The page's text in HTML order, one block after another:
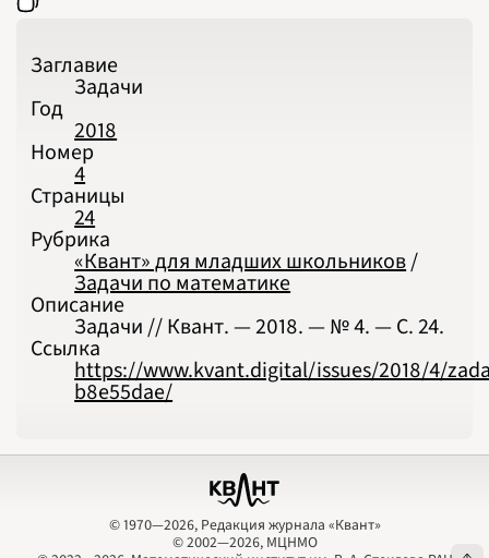
© 1970—2026, Редакция журнала «Квант»
© 2002—2026, МЦНМО
Заглавие
Задачи
Год
2018
Номер
4
Страницы
24
Рубрика
«Квант» для младших школьников/
Задачи по математике
Описание
Задачи // Квант. — 2018. — № 4. — С. 24.
Ссылка
https://www.kvant.digital/issues/2018/4/
b8e55dae/
© 1970—2026, Редакция журнала «Квант»
© 2002—2026, МЦНМО